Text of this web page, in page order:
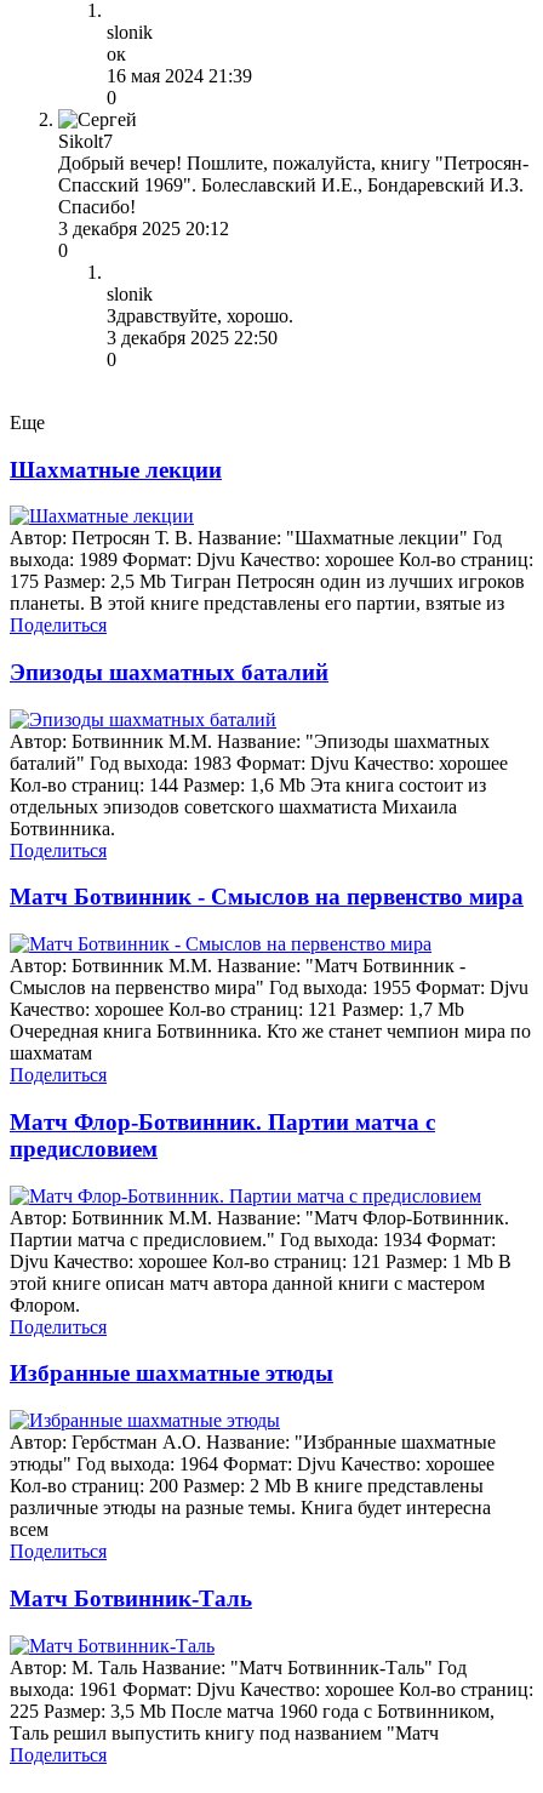
slonik
ок
16 мая 2024 21:39
0
Sikolt7
Добрый вечер! Пошлите, пожалуйста, книгу "Петросян-
Спасский 1969". Болеславский И.Е., Бондаревский И.З.
Спасибо!
3 декабря 2025 20:12
0
slonik
Здравствуйте, хорошо.
3 декабря 2025 22:50
0
Еще
Шахматные лекции
Автор: Петросян Т. В. Название: "Шахматные лекции" Год
выхода: 1989 Формат: Djvu Качество: хорошее Кол-во страниц:
175 Размер: 2,5 Mb Тигран Петросян один из лучших игроков
планеты. В этой книге представлены его партии, взятые из
Поделиться
Эпизоды шахматных баталий
Автор: Ботвинник М.М. Название: "Эпизоды шахматных
баталий" Год выхода: 1983 Формат: Djvu Качество: хорошее
Кол-во страниц: 144 Размер: 1,6 Mb Эта книга состоит из
отдельных эпизодов советского шахматиста Михаила
Ботвинника.
Поделиться
Матч Ботвинник - Смыслов на первенство мира
Автор: Ботвинник М.М. Название: "Матч Ботвинник -
Смыслов на первенство мира" Год выхода: 1955 Формат: Djvu
Качество: хорошее Кол-во страниц: 121 Размер: 1,7 Mb
Очередная книга Ботвинника. Кто же станет чемпион мира по
шахматам
Поделиться
Матч Флор-Ботвинник. Партии матча с
предисловием
Автор: Ботвинник М.М. Название: "Матч Флор-Ботвинник.
Партии матча с предисловием." Год выхода: 1934 Формат:
Djvu Качество: хорошее Кол-во страниц: 121 Размер: 1 Mb В
этой книге описан матч автора данной книги с мастером
Флором.
Поделиться
Избранные шахматные этюды
Автор: Гербстман А.О. Название: "Избранные шахматные
этюды" Год выхода: 1964 Формат: Djvu Качество: хорошее
Кол-во страниц: 200 Размер: 2 Mb В книге представлены
различные этюды на разные темы. Книга будет интересна
всем
Поделиться
Матч Ботвинник-Таль
Автор: М. Таль Название: "Матч Ботвинник-Таль" Год
выхода: 1961 Формат: Djvu Качество: хорошее Кол-во страниц:
225 Размер: 3,5 Mb После матча 1960 года с Ботвинником,
Таль решил выпустить книгу под названием "Матч
Поделиться